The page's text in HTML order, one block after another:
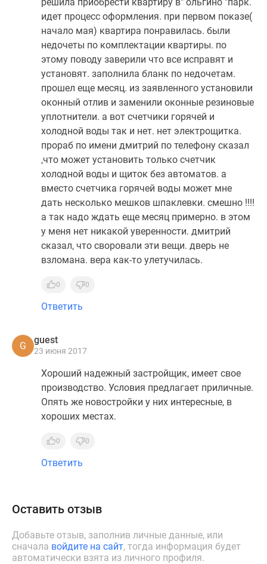
идет процесс оформления. при первом показе(
начало мая) квартира понравилась. были
недочеты по комплектации квартиры. по
этому поводу заверили что все исправят и
установят. заполнила бланк по недочетам.
прошел еще месяц. из заявленного установили
оконный отлив и заменили оконные резиновые
уплотнители. а вот счетчики горячей и
холодной воды так и нет. нет электрощитка.
прораб по имени дмитрий по телефону сказал
,что может установить только счетчик
холодной воды и щиток без автоматов. а
вместо счетчика горячей воды может мне
дать несколько мешков шпаклевки. смешно !!!!
а так надо ждать еще месяц примерно. в этом
у меня нет никакой уверенности. дмитрий
сказал, что своровали эти вещи. дверь не
взломана. вера как-то улетучилась.
0 0
Ответить
G
guest
23 июня 2017
Хороший надежный застройщик, имеет свое
производство. Условия предлагает приличные.
Опять же новостройки у них интересные, в
хороших местах.
0 0
Ответить
Оставить отзыв
Добавьте отзыв, заполнив личные данные, или
сначала войдите на сайт, тогда информация будет
автоматически взята из личного профиля.